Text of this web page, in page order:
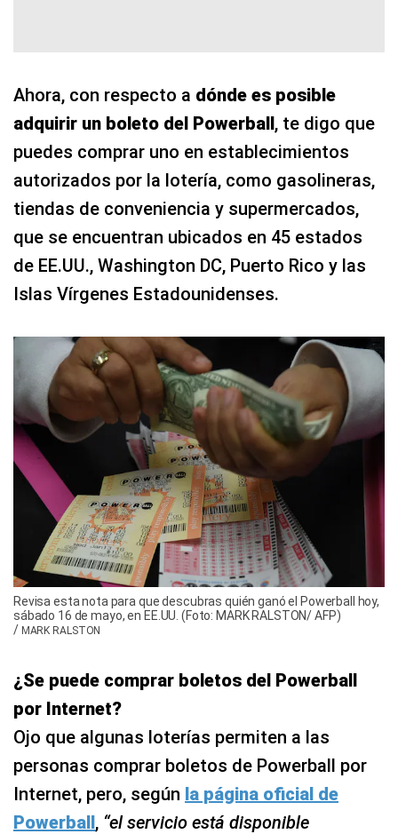
Ahora, con respecto a dónde es posible
adquirir un boleto del Powerball, te digo que
puedes comprar uno en establecimientos
autorizados por la lotería, como gasolineras,
tiendas de conveniencia y supermercados,
que se encuentran ubicados en 45 estados
de EE.UU., Washington DC, Puerto Rico y las
Islas Vírgenes Estadounidenses.
Revisa esta nota para que descubras quién ganó el Powerball hoy,
sábado 16 de mayo, en EE.UU. (Foto: MARK RALSTON/ AFP)
/ MARK RALSTON
¿Se puede comprar boletos del Powerball
por Internet?
Ojo que algunas loterías permiten a las
personas comprar boletos de Powerball por
Internet, pero, según la página oficial de
Powerball, “el servicio está disponible